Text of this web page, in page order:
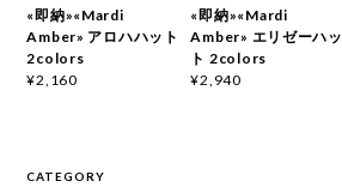
«即納»«Mardi
Amber» アロハハット
2colors
¥2,160
«即納»«Mardi
Amber» エリゼーハッ
ト 2colors
¥2,940
CATEGORY